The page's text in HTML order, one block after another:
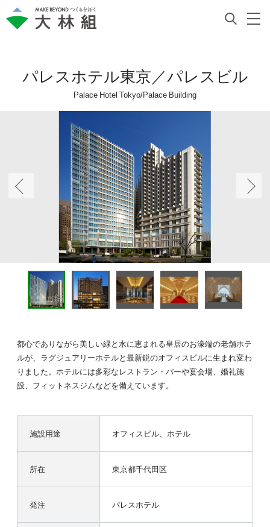
パレスホテル東京／パレスビル
Palace Hotel Tokyo/Palace Building
都心でありながら美しい緑と水に恵まれる皇居のお濠端の老舗ホテ
ルが、ラグジュアリーホテルと最新鋭のオフィスビルに生まれ変わ
りました。ホテルには多彩なレストラン・バーや宴会場、婚礼施
設、フィットネスジムなどを備えています。
施設用途 オフィスビル、ホテル
所在 東京都千代田区
発注 パレスホテル